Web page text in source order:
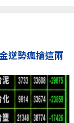
逆勢瘋搶這兩